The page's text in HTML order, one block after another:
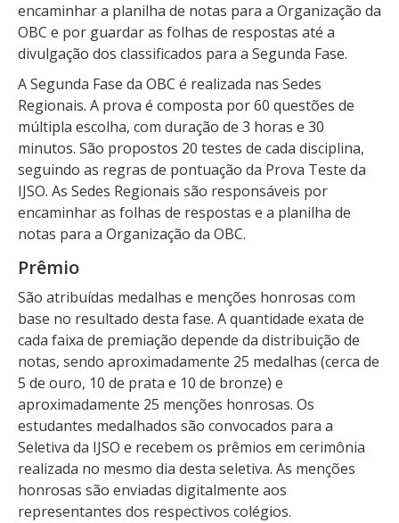
encaminhar a planilha de notas para a Organização da
OBC e por guardar as folhas de respostas até a
divulgação dos classificados para a Segunda Fase.
A Segunda Fase da OBC é realizada nas Sedes
Regionais. A prova é composta por 60 questões de
múltipla escolha, com duração de 3 horas e 30
minutos. São propostos 20 testes de cada disciplina,
seguindo as regras de pontuação da Prova Teste da
IJSO. As Sedes Regionais são responsáveis por
encaminhar as folhas de respostas e a planilha de
notas para a Organização da OBC.
Prêmio
São atribuídas medalhas e menções honrosas com
base no resultado desta fase. A quantidade exata de
cada faixa de premiação depende da distribuição de
notas, sendo aproximadamente 25 medalhas (cerca de
5 de ouro, 10 de prata e 10 de bronze) e
aproximadamente 25 menções honrosas. Os
estudantes medalhados são convocados para a
Seletiva da IJSO e recebem os prêmios em cerimônia
realizada no mesmo dia desta seletiva. As menções
honrosas são enviadas digitalmente aos
representantes dos respectivos colégios.